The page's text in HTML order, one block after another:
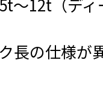
～12t（ディ
長の仕様が